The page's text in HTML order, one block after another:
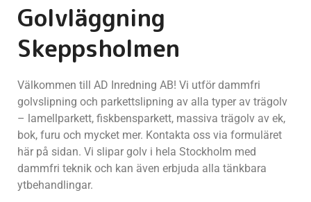
Golvläggning
Skeppsholmen
Välkommen till AD Inredning AB! Vi utför dammfri
golvslipning och parkettslipning av alla typer av trägolv
– lamellparkett, fiskbensparkett, massiva trägolv av ek,
bok, furu och mycket mer. Kontakta oss via formuläret
här på sidan. Vi slipar golv i hela Stockholm med
dammfri teknik och kan även erbjuda alla tänkbara
ytbehandlingar.